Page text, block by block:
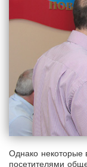
Однако некоторые
посетителями